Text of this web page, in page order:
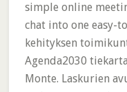
simple online
chat into one easy-
kehityksen
Agenda2030
Monte. Laskurien